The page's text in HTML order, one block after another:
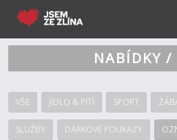
NABÍDKY /
VŠE JÍDLO & PITÍ SPORT
SLUŽBY DÁRKOVÉ POUKAZY